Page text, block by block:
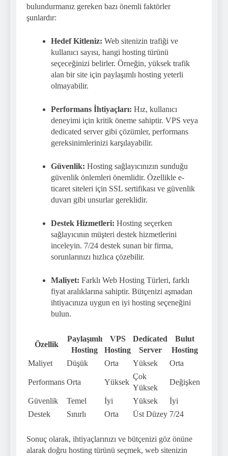
bulundurmanız gereken bazı önemli faktörler
şunlardır:
Hedef Kitleniz: Web sitenizin trafiği ve
kullanıcı sayısı, hangi hosting türünü
seçeceğinizi belirler. Örneğin, yüksek trafik
alan bir site için paylaşımlı hosting yeterli
olmayabilir.
Performans İhtiyaçları: Hız, kullanıcı
deneyimi için kritik öneme sahiptir. VPS veya
dedicated server gibi çözümler, performans
gereksinimlerinizi karşılayabilir.
Güvenlik: Hosting sağlayıcınızın sunduğu
güvenlik önlemleri önemlidir. Özellikle e-
ticaret siteleri için SSL sertifikası ve güvenlik
duvarı gibi unsurlar gereklidir.
Destek Hizmetleri: Hosting seçerken
sağlayıcının müşteri destek hizmetlerini
inceleyin. 7/24 destek sunan bir firma,
sorunlarınızı hızlıca çözebilir.
Maliyet: Farklı Web Hosting Türleri, farklı
fiyat aralıklarına sahiptir. Bütçenizi aşmadan
ihtiyacınıza uygun en iyi hosting seçeneğini
bulun.
Özellik
Paylaşımlı
Hosting
VPS
Hosting
Dedicated
Server
Bulut
Hosting
Maliyet
Düşük Orta Yüksek Orta
Performans Orta Yüksek
Çok
Yüksek
Değişken
Güvenlik Temel İyi Yüksek
İyi
Destek
Sınırlı Orta Üst Düzey 7/24
Sonuç olarak, ihtiyaçlarınızı ve bütçenizi göz önüne
alarak doğru hosting türünü seçmek, web sitenizin